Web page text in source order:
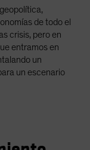
de todo el
crisis, pero en
entramos en
un
un escenario